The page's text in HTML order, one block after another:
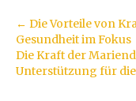
Artikel-
Navigation
← Die Vorteile von
Gesundheit im Fokus
Die Kraft der
Unterstützung für